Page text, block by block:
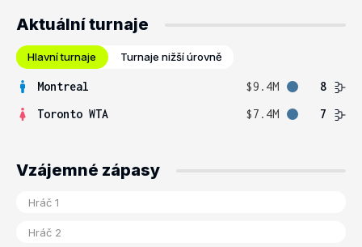
Aktuální turnaje
Hlavní turnaje Turnaje nižší úrovně
Montreal $9.4M
8
Toronto WTA
$7.4M 7
Vzájemné zápasy